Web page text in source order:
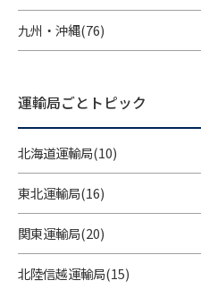
九州・沖縄(76)
運輸局ごとトピック
北海道運輸局(10)
東北運輸局(16)
関東運輸局(20)
北陸信越運輸局(15)